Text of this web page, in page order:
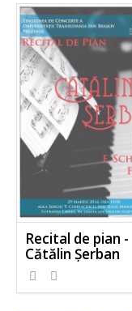
Recital de pian -
Cătălin Șerban